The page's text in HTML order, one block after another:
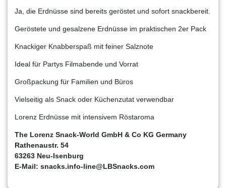
Ja, die Erdnüsse sind bereits geröstet und sofort snackbereit.
Geröstete und gesalzene Erdnüsse im praktischen 2er Pack
Knackiger Knabberspaß mit feiner Salznote
Ideal für Partys Filmabende und Vorrat
Großpackung für Familien und Büros
Vielseitig als Snack oder Küchenzutat verwendbar
Lorenz Erdnüsse mit intensivem Röstaroma
The Lorenz Snack-World GmbH & Co KG Germany
Rathenaustr. 54
63263 Neu-Isenburg
E-Mail: snacks.info-line@LBSnacks.com